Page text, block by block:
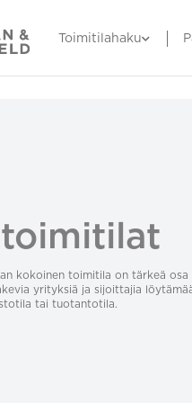
Toimitilahaku
kokoinen toimitila on tärkeä osa
yrityksiä ja sijoittajia
tai tuotantotila.